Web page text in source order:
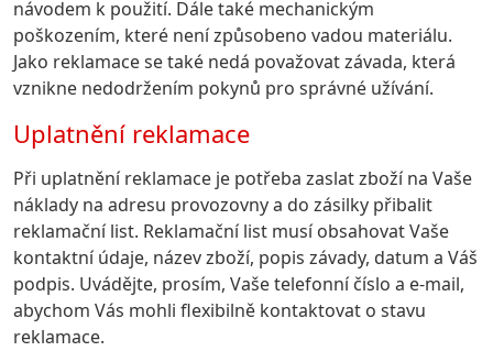
návodem k použití. Dále také mechanickým
poškozením, které není způsobeno vadou materiálu.
Jako reklamace se také nedá považovat závada, která
vznikne nedodržením pokynů pro správné užívání.
Uplatnění reklamace
Při uplatnění reklamace je potřeba zaslat zboží na Vaše
náklady na adresu provozovny a do zásilky přibalit
reklamační list. Reklamační list musí obsahovat Vaše
kontaktní údaje, název zboží, popis závady, datum a Váš
podpis. Uvádějte, prosím, Vaše telefonní číslo a e-mail,
abychom Vás mohli flexibilně kontaktovat o stavu
reklamace.